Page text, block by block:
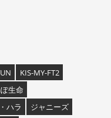
KIS-MY-FT2
生命
ハラ
ジャニーズ